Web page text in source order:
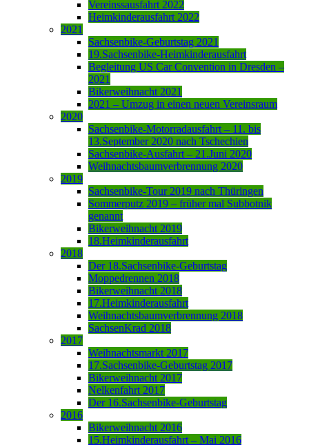
Vereinssausfahrt 2022
Heimkinderausfahrt 2022
2021
Sachsenbike-Geburtstag 2021
19.Sachsenbike-Heimkinderausfahrt
Begleitung US Car Convention in Dresden –
2021
Bikerweihnacht 2021
2021 – Umzug in einen neuen Vereinsraum
2020
Sachsenbike-Motorradausfahrt – 11. bis
13.September 2020 nach Tschechien
Sachsenbike-Ausfahrt – 21.Juni 2020
Weihnachtsbaumverbrennung 2020
2019
Sachsenbike-Tour 2019 nach Thüringen
Sommerputz 2019 – früher mal Subbotnik
genannt
Bikerweihnacht 2019
18.Heimkinderausfahrt
2018
Der 18.Sachsenbike-Geburtstag
Moppedrennen 2018
Bikerweihnacht 2018
17.Heimkinderausfahrt
Weihnachtsbaumverbrennung 2018
SachsenKrad 2018
2017
Weihnachtsmarkt 2017
17.Sachsenbike-Geburtstag 2017
Bikerweihnacht 2017
Nelkenfahrt 2017
Der 16.Sachsenbike-Geburtstag
2016
Bikerweihnacht 2016
15.Heimkinderausfahrt – Mai 2016